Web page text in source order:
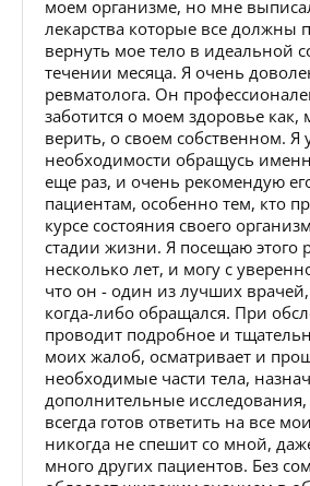
моем организме, но мне
лекарства которые все должны
вернуть мое тело в идеальной
течении месяца. Я очень
ревматолога. Он
заботится о моем здоровье как,
верить, о своем собственном. Я
необходимости обращусь
еще раз, и очень рекомендую
пациентам, особенно тем, кто
курсе состояния своего
стадии жизни. Я посещаю этого
несколько лет, и могу с
что он - один из лучших
когда-либо обращался. При
проводит подробное и
моих жалоб, осматривает и
необходимые части тела,
дополнительные
всегда готов ответить на все
никогда не спешит со мной,
много других пациентов. Без